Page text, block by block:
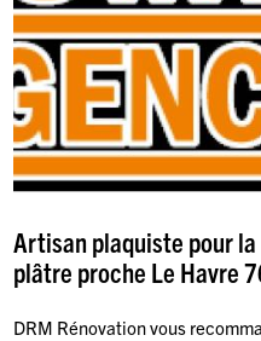
Artisan plaquiste pour
plâtre proche Le Havre
DRM Rénovation vous